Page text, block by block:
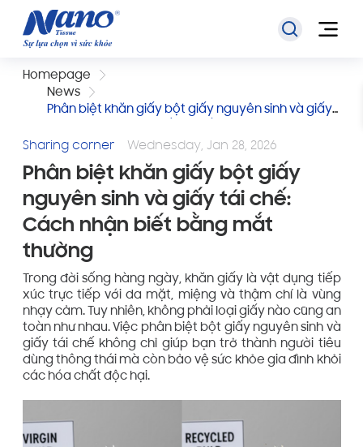
Homepage
News
Phân biệt khăn giấy bột giấy nguyên sinh và giấy
Sharing corner
Wednesday, Jan 28, 2026
Phân biệt khăn giấy bột giấy
nguyên sinh và giấy tái chế:
Cách nhận biết bằng mắt
thường
Trong đời sống hàng ngày, khăn giấy là vật dụng tiếp
xúc trực tiếp với da mặt, miệng và thậm chí là vùng
nhạy cảm. Tuy nhiên, không phải loại giấy nào cũng an
toàn như nhau. Việc phân biệt bột giấy nguyên sinh và
giấy tái chế không chỉ giúp bạn trở thành người tiêu
dùng thông thái mà còn bảo vệ sức khỏe gia đình khỏi
các hóa chất độc hại.